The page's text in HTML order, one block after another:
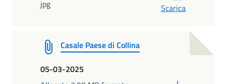
jpg
Scarica
Casale Paese di Collina
05-03-2025